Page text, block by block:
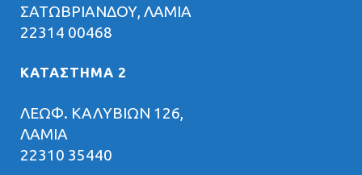
ΣΑΤΩΒΡΙΑΝΔΟΥ, ΛΑΜΙΑ
22314 00468
ΚΑΤΑΣΤΗΜΑ 2
ΛΕΩΦ. ΚΑΛΥΒΙΩΝ 126,
ΛΑΜΙΑ
22310 35440